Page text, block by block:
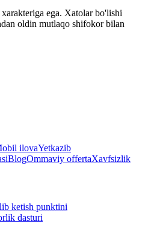
ega. Xatolar bo'lishi
oldin mutlaqo shifokor bilan
ilovaYetkazib
BlogOmmaviy offertaXavfsizlik
ketish punktini
dasturi